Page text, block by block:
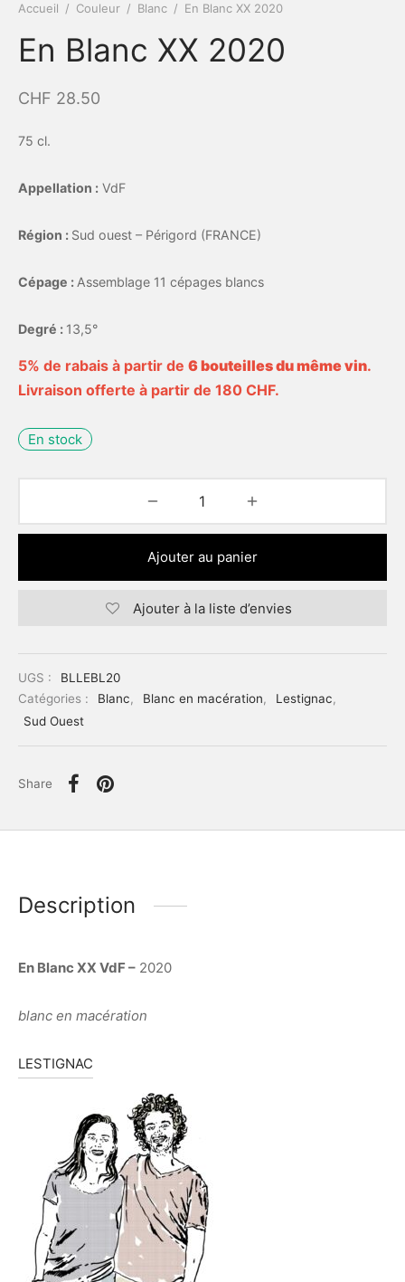
Accueil / Couleur / Blanc / En Blanc XX 2020
En Blanc XX 2020
CHF 28.50
75 cl.
Appellation : VdF
Région : Sud ouest – Périgord (FRANCE)
Cépage : Assemblage 11 cépages blancs
Degré : 13,5°
5% de rabais à partir de 6 bouteilles du même vin.
Livraison offerte à partir de 180 CHF.
En stock
Ajouter au panier
Ajouter à la liste d’envies
UGS :
BLLEBL20
Catégories :
Blanc, Blanc en macération, Lestignac,
Sud Ouest
Share
Description
En Blanc XX VdF – 2020
blanc en macération
LESTIGNAC